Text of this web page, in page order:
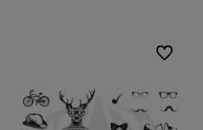
Do
Do